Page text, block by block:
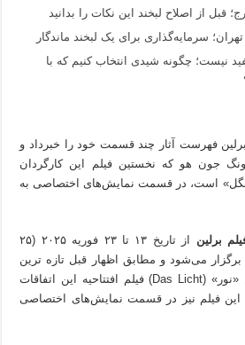
قبل از اصلاح لبخند این نکات را بدانید
سرمایه‌گذاری برای یک لبخند ماندگار
نیست؛ چگونه شیدی انتخاب کنیم که با
برلین فهرست آثار چند قسمت خود را خبرداد و
ساخته بونگ جون هو که نخستین فیلم این کارگردان
است، در قسمت نمایش‌های اختصاصی به
برلین
از تاریخ ۱۳ تا ۲۳ فوریه ۲۰۲۵ (۲۵
آلمان برگزار می‌شود و مطابق اظهار قبل تازه ترین
فیلم بلند تام تیکور با گفتن «نور» (Das Licht) فیلم افتتاحیه این اتفاقات
این فیلم نیز در قسمت نمایش‌های اختصاصی